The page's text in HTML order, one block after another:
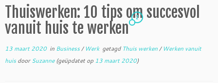
Thuiswerken: 10 tips om succesvol
vanuit huis te werken
2
13 maart 2020in Business/ Werk getagd Thuis werken/ Werken vanuit
huisdoorSuzanne(geüpdatet op 13 maart 2020)